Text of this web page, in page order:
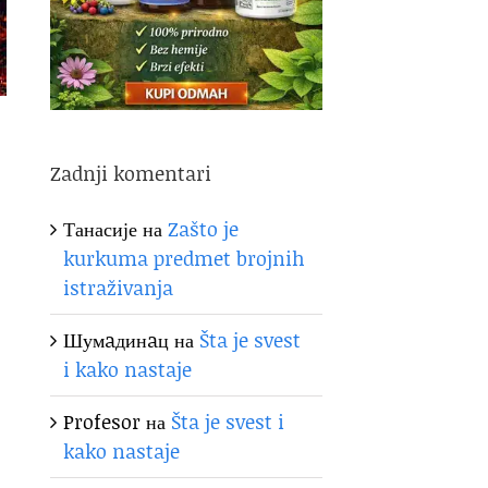
Zadnji komentari
ТанасијенаZašto je
kurkuma predmet brojnih
istraživanja
Шумaдинaцна Šta je svest
i kako nastaje
Profesorна Šta je svest i
kako nastaje